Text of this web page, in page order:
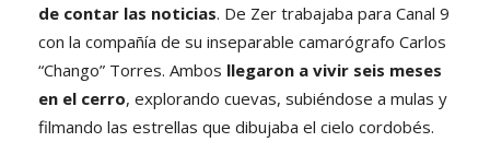
de contar las noticias. De Zer trabajaba para Canal 9
con la compañía de su inseparable camarógrafo Carlos
“Chango” Torres. Ambos llegaron a vivir seis meses
en el cerro, explorando cuevas, subiéndose a mulas y
filmando las estrellas que dibujaba el cielo cordobés.